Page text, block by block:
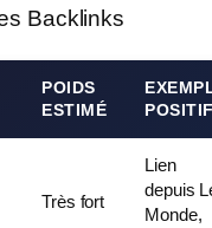
Backlinks
POIDS
ESTIMÉ
Très fort
Lien
depuis
Monde,